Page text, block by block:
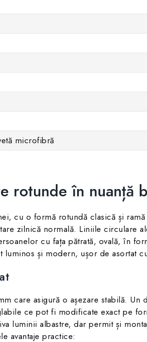
microfibră
rotunde în nuanță
cu o formă rotundă clasică și
zilnică normală. Liniile circulare
cu fața pătrată, ovală, în
și modern, ușor de asortat
care asigură o așezare stabilă. Un
ce pot fi modificate exact pe
luminii albastre, dar permit și
avantaje practice: